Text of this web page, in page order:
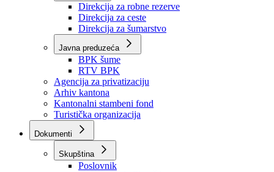
Kantonalna uprava civilne zaštite
Direkcije
Direkcija za robne rezerve
Direkcija za ceste
Direkcija za šumarstvo
Javna preduzeća
BPK šume
RTV BPK
Agencija za privatizaciju
Arhiv kantona
Kantonalni stambeni fond
Turistička organizacija
Dokumenti